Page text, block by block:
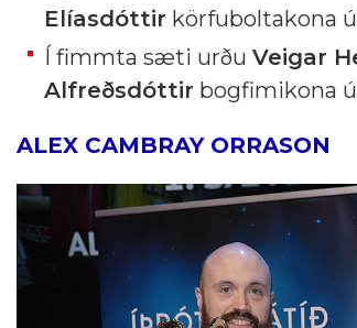
Elíasdóttir körfuboltakona
Í fimmta sæti urðu Veigar
Alfreðsdóttir bogfimikona
ALEX CAMBRAY ORRASON